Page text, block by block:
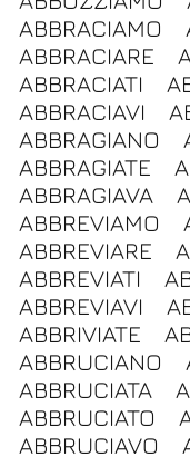
ABBRACIAMO
ABBRACIARE
ABBRACIATI
ABBRACIAVI
ABBRAGIANO
ABBRAGIATE
ABBRAGIAVA
ABBREVIAMO
ABBREVIARE
ABBREVIATI
ABBREVIAVI
ABBRIVIATE
ABBRUCIANO
ABBRUCIATA
ABBRUCIATO
ABBRUCIAVO